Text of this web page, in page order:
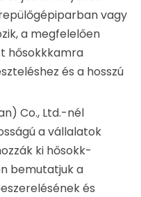
vagy
a megfelelően
hősokkkamra
és a hosszú
Co., Ltd.-nél
a vállalatok
ki hősokk-
bemutatjuk a
és